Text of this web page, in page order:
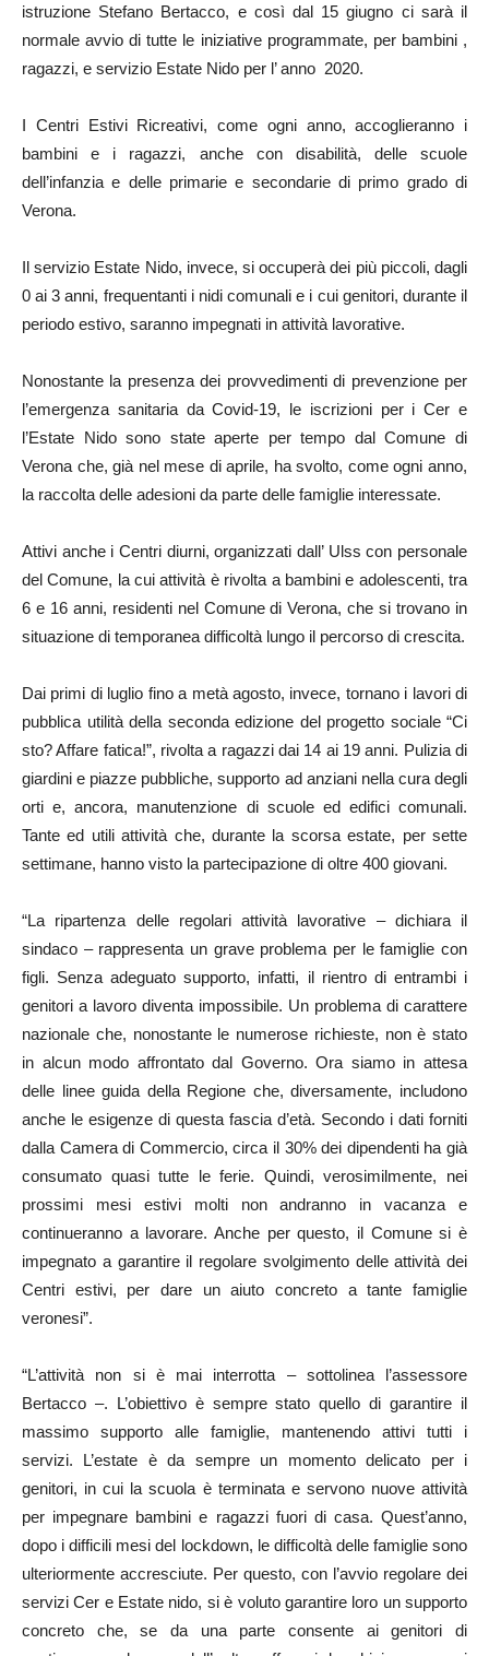
istruzione Stefano Bertacco, e così dal 15 giugno ci sarà il
normale avvio di tutte le iniziative programmate, per bambini ,
ragazzi, e servizio Estate Nido per l’ anno 2020.
I Centri Estivi Ricreativi, come ogni anno, accoglieranno i
bambini e i ragazzi, anche con disabilità, delle scuole
dell’infanzia e delle primarie e secondarie di primo grado di
Verona.
Il servizio Estate Nido, invece, si occuperà dei più piccoli, dagli
0 ai 3 anni, frequentanti i nidi comunali e i cui genitori, durante il
periodo estivo, saranno impegnati in attività lavorative.
Nonostante la presenza dei provvedimenti di prevenzione per
l’emergenza sanitaria da Covid-19, le iscrizioni per i Cer e
l’Estate Nido sono state aperte per tempo dal Comune di
Verona che, già nel mese di aprile, ha svolto, come ogni anno,
la raccolta delle adesioni da parte delle famiglie interessate.
Attivi anche i Centri diurni, organizzati dall’ Ulss con personale
del Comune, la cui attività è rivolta a bambini e adolescenti, tra
6 e 16 anni, residenti nel Comune di Verona, che si trovano in
situazione di temporanea difficoltà lungo il percorso di crescita.
Dai primi di luglio fino a metà agosto, invece, tornano i lavori di
pubblica utilità della seconda edizione del progetto sociale “Ci
sto? Affare fatica!”, rivolta a ragazzi dai 14 ai 19 anni. Pulizia di
giardini e piazze pubbliche, supporto ad anziani nella cura degli
orti e, ancora, manutenzione di scuole ed edifici comunali.
Tante ed utili attività che, durante la scorsa estate, per sette
settimane, hanno visto la partecipazione di oltre 400 giovani.
“La ripartenza delle regolari attività lavorative – dichiara il
sindaco – rappresenta un grave problema per le famiglie con
figli. Senza adeguato supporto, infatti, il rientro di entrambi i
genitori a lavoro diventa impossibile. Un problema di carattere
nazionale che, nonostante le numerose richieste, non è stato
in alcun modo affrontato dal Governo. Ora siamo in attesa
delle linee guida della Regione che, diversamente, includono
anche le esigenze di questa fascia d’età. Secondo i dati forniti
dalla Camera di Commercio, circa il 30% dei dipendenti ha già
consumato quasi tutte le ferie. Quindi, verosimilmente, nei
prossimi mesi estivi molti non andranno in vacanza e
continueranno a lavorare. Anche per questo, il Comune si è
impegnato a garantire il regolare svolgimento delle attività dei
Centri estivi, per dare un aiuto concreto a tante famiglie
veronesi”.
“L’attività non si è mai interrotta – sottolinea l’assessore
Bertacco –. L’obiettivo è sempre stato quello di garantire il
massimo supporto alle famiglie, mantenendo attivi tutti i
servizi. L’estate è da sempre un momento delicato per i
genitori, in cui la scuola è terminata e servono nuove attività
per impegnare bambini e ragazzi fuori di casa. Quest’anno,
dopo i difficili mesi del lockdown, le difficoltà delle famiglie sono
ulteriormente accresciute. Per questo, con l’avvio regolare dei
servizi Cer e Estate nido, si è voluto garantire loro un supporto
concreto che, se da una parte consente ai genitori di